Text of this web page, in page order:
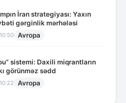
İran strategiyası: Yaxın
gərginlik mərhələsi
Avropa
sistemi: Daxili miqrantların
görünməz sədd
Avropa